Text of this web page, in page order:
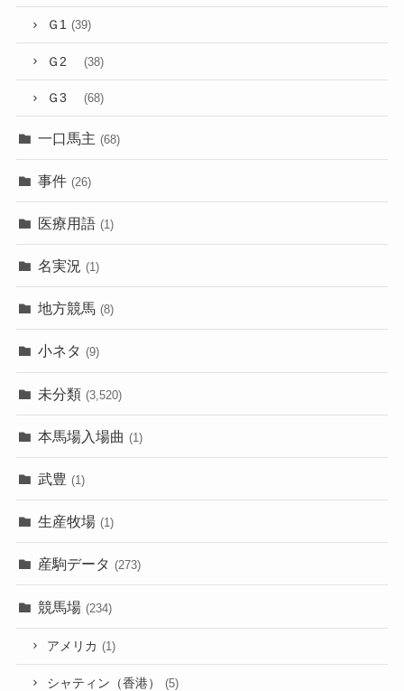
Ｇ1 (39)
Ｇ2 (38)
Ｇ3 (68)
一口馬主 (68)
事件 (26)
医療用語 (1)
名実況 (1)
地方競馬 (8)
小ネタ (9)
未分類 (3,520)
本馬場入場曲 (1)
武豊 (1)
生産牧場 (1)
産駒データ (273)
競馬場 (234)
アメリカ (1)
シャティン（香港） (5)